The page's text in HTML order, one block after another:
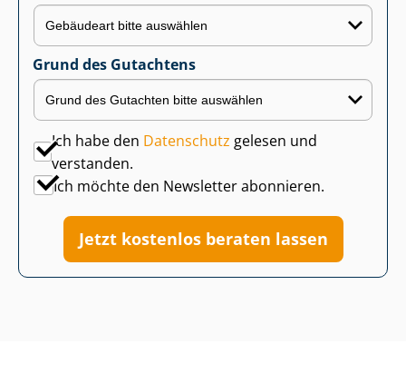
Grund des Gutachtens
Ich habe den Datenschutz gelesen und
verstanden.
Ich möchte den Newsletter abonnieren.
Jetzt kostenlos beraten lassen